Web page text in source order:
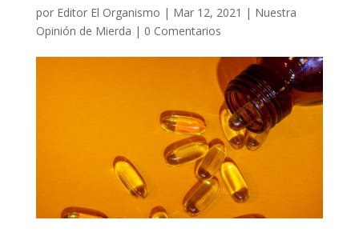
por Editor El Organismo | Mar 12, 2021 | Nuestra
Opinión de Mierda | 0 Comentarios